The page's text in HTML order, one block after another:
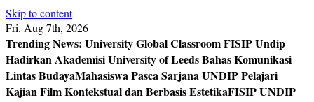
Skip to content
Fri. Aug 7th, 2026
Trending News: University Global Classroom FISIP Undip
Hadirkan Akademisi University of Leeds Bahas Komunikasi
Lintas BudayaMahasiswa Pasca Sarjana UNDIP Pelajari
Kajian Film Kontekstual dan Berbasis EstetikaFISIP UNDIP